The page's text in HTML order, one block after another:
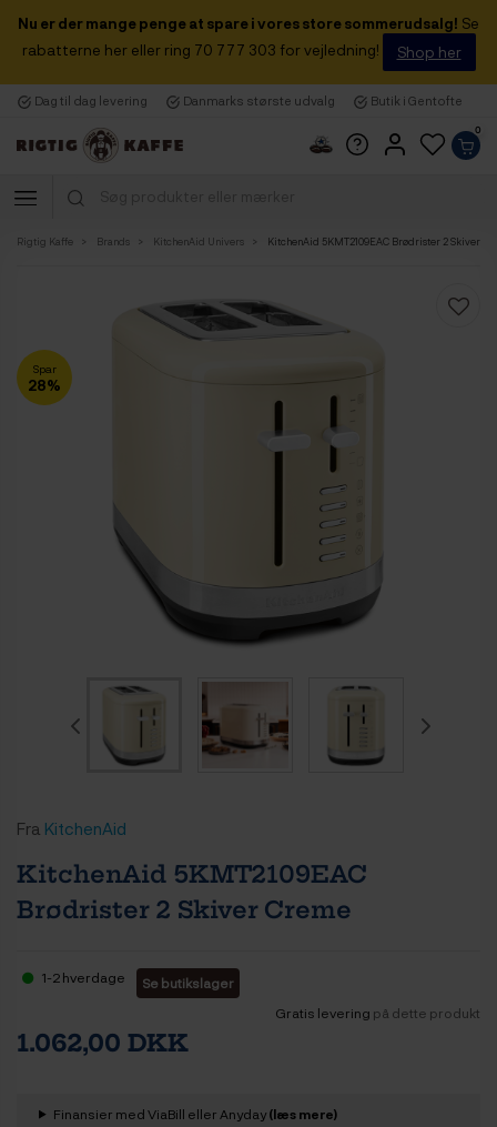
Nu er der mange penge at spare i vores store sommerudsalg! Se
rabatterne her eller ring 70 777 303 for vejledning!
Shop her
Dag til dag levering Danmarks største udvalg Butik i Gentofte
0
Rigtig Kaffe Brands KitchenAid Univers KitchenAid 5KMT2109EAC Brødrister 2 Skiver
Spar
28%
Fra KitchenAid
KitchenAid 5KMT2109EAC
Brødrister 2 Skiver Creme
1-2 hverdage
Se butikslager
Gratis levering på dette produkt
1.062,00 DKK
Finansier med ViaBill eller Anyday(læs mere)